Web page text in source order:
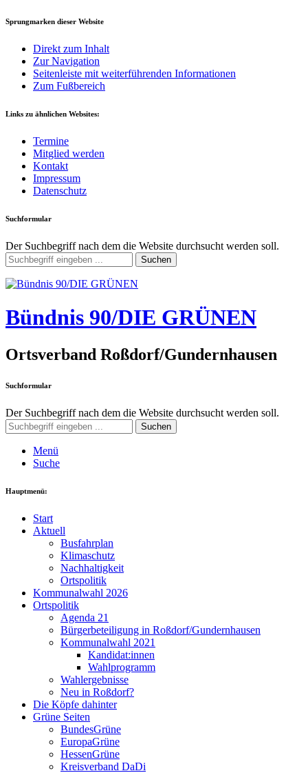
Sprungmarken dieser Website
Direkt zum Inhalt
Zur Navigation
Seitenleiste mit weiterführenden Informationen
Zum Fußbereich
Links zu ähnlichen Websites:
Termine
Mitglied werden
Kontakt
Impressum
Datenschutz
Suchformular
Der Suchbegriff nach dem die Website durchsucht werden soll.
Suchen
Bündnis 90/DIE GRÜNEN
Ortsverband Roßdorf/Gundernhausen
Suchformular
Der Suchbegriff nach dem die Website durchsucht werden soll.
Suchen
Menü
Suche
Hauptmenü:
Start
Aktuell
Busfahrplan
Klimaschutz
Nachhaltigkeit
Ortspolitik
Kommunalwahl 2026
Ortspolitik
Agenda 21
Bürgerbeteiligung in Roßdorf/Gundernhausen
Kommunalwahl 2021
Kandidat:innen
Wahlprogramm
Wahlergebnisse
Neu in Roßdorf?
Die Köpfe dahinter
Grüne Seiten
BundesGrüne
EuropaGrüne
HessenGrüne
Kreisverband DaDi